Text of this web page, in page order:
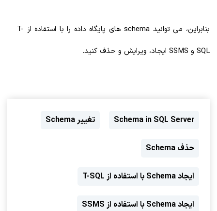
بنابراین، می توانید schema های پایگاه داده را با استفاده از T-
SQL و SSMS ایجاد، ویرایش و حذف کنید.
Schema in SQL Server تغییر Schema
حذف Schema
ایجاد Schema با استفاده از T-SQL
ایجاد Schema با استفاده از SSMS